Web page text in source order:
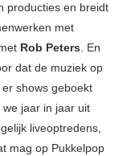
producties en breidt
met
Rob Peters. En
dat de muziek op
shows geboekt
jaar in jaar uit
liveoptredens,
mag op Pukkelpop